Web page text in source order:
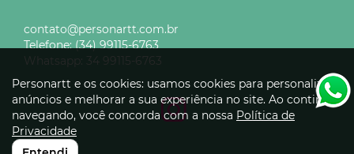
contato@personartt.com.br
Telefone:(34) 99115-6763
Whatsapp:
34 99115-6763
Personartt e os cookies: usamos cookies para personalizar
anúncios e melhorar a sua experiência no site. Ao continuar
navegando, você concorda com a nossa Política de
Privacidade